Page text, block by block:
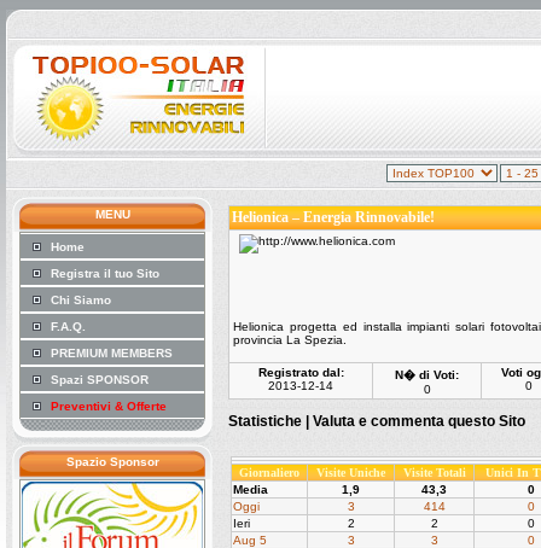
MENU
Home
Registra il tuo Sito
Chi Siamo
F.A.Q.
PREMIUM MEMBERS
Spazi SPONSOR
Preventivi & Offerte
Spazio Sponsor
Helionica – Energia Rinnovabile!
Helionica progetta ed installa impianti solari
provincia La Spezia.
Registrato dal:
2013-12-14
N� di Voti:
0
Voti
0
Statistiche | Valuta e commenta questo Sito
Giornaliero Visite Uniche Visite Totali
Unici In
Media
1,9 43,3
0
Oggi
3 414
0
Ieri
2 2
0
Aug 5
3 3
0